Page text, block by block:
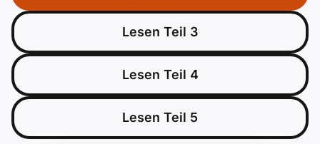
Polnisch
A2 ÖIF
B1 telc
B1 Goethe
B1 ÖIF
B2 telc
B2 Goethe
B2 Pflege (telc)
Mehr Tools
Online-Kurse
Einbürgerungstest
Lesen Teil 3
Lesen Teil 4
Lesen Teil 5